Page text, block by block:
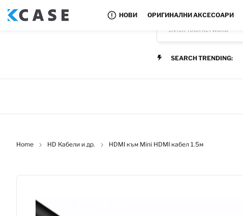
ENTER YOUR KEYWORD
SEARCH TRENDING:
НОВИ ОРИГИНАЛНИ АКСЕСОАРИ
Home HD Кабели и др. HDMI към Mini HDMI кабел 1.5м